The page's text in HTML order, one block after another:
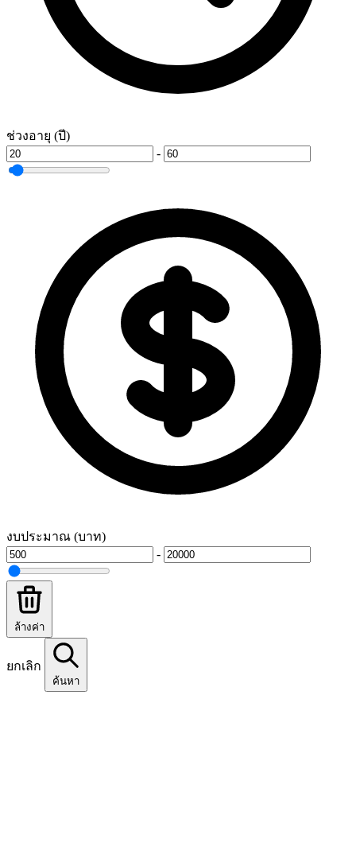
ช่วงอายุ (ปี)
-
งบประมาณ (บาท)
-
ล้างค่า
ยกเลิก
ค้นหา